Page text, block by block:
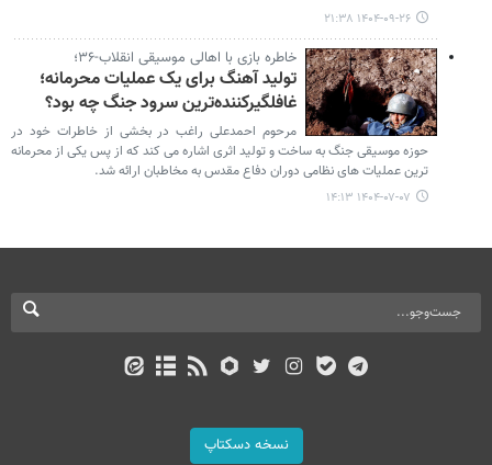
۱۴۰۴-۰۹-۲۶ ۲۱:۳۸
خاطره بازی با اهالی موسیقی انقلاب-۳۶؛
تولید آهنگ برای یک عملیات محرمانه؛
غافلگیرکننده‌ترین سرود جنگ چه بود؟
مرحوم احمدعلی راغب در بخشی از خاطرات خود در
حوزه موسیقی جنگ به ساخت و تولید اثری اشاره می کند که از پس یکی از محرمانه
ترین عملیات های نظامی دوران دفاع مقدس به مخاطبان ارائه شد.
۱۴۰۴-۰۷-۰۷ ۱۴:۱۳
نسخه دسکتاپ